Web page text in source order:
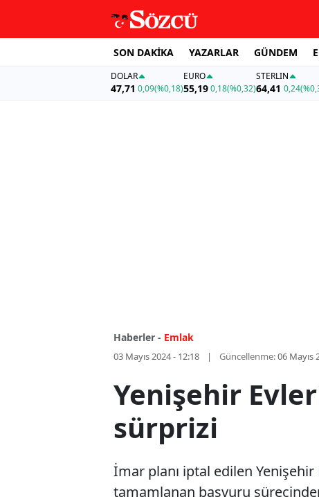
SON DAKİKA YAZARLAR GÜNDEM
DOLAR
47,71 0,09(%0,18)
EURO
55,19 0,18(%0,32)
STERLIN
64,41 0,24
Haberler - Emlak
03 Mayıs 2024 - 12:18 Güncellenme:06 Mayıs
Yenişehir
sürprizi
İmar planı iptal edilen
tamamlanan başvuru